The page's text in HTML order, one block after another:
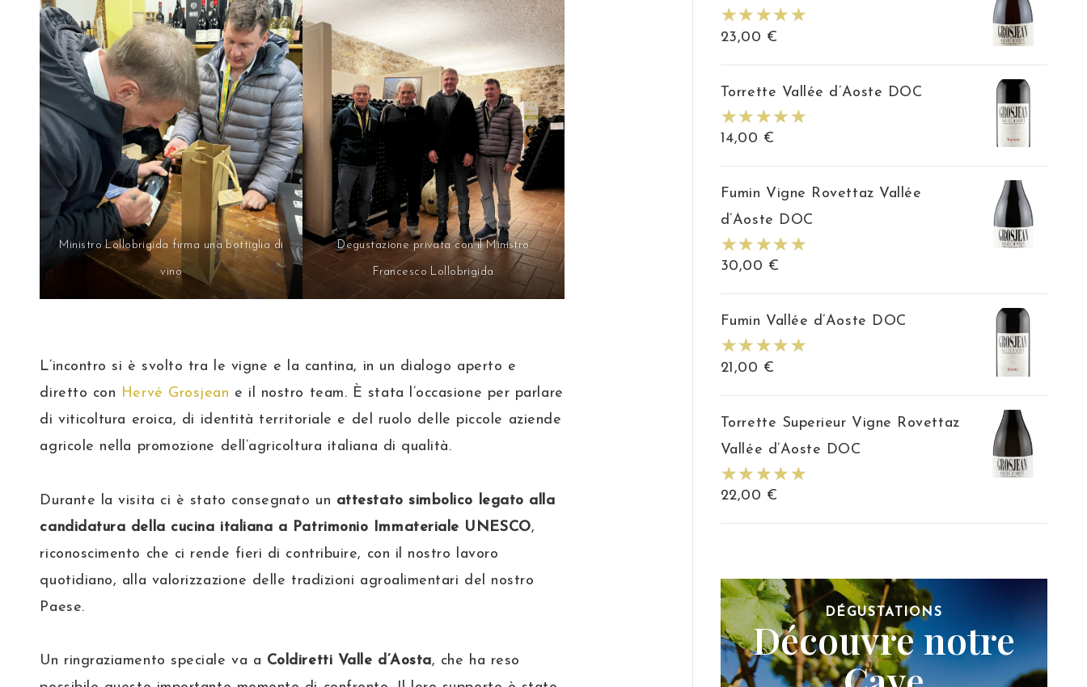
Ministro Lollobrigida firma una bottiglia di
vino
Degustazione privata con il Ministro
Francesco Lollobrigida
L’incontro si è svolto tra le vigne e la cantina, in un dialogo aperto e
diretto con Hervé Grosjean e il nostro team. È stata l’occasione per parlare
di viticoltura eroica, di identità territoriale e del ruolo delle piccole aziende
agricole nella promozione dell’agricoltura italiana di qualità.
Durante la visita ci è stato consegnato un attestato simbolico legato alla
candidatura della cucina italiana a Patrimonio Immateriale UNESCO,
riconoscimento che ci rende fieri di contribuire, con il nostro lavoro
quotidiano, alla valorizzazione delle tradizioni agroalimentari del nostro
Paese.
Un ringraziamento speciale va a Coldiretti Valle d’Aosta, che ha reso
23,00 €
Torrette Vallée d’Aoste DOC
14,00 €
Fumin Vigne Rovettaz Vallée
d’Aoste DOC
30,00 €
Fumin Vallée d’Aoste DOC
21,00 €
Torrette Superieur Vigne Rovettaz
Vallée d’Aoste DOC
22,00 €
DÉGUSTATIONS
Découvre notre